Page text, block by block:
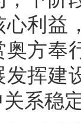
利益
方奉
挥建
系稳